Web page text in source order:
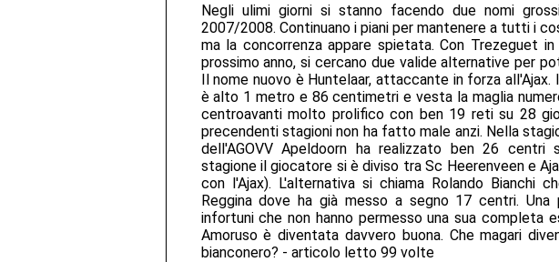
Negli ulimi giorni si stanno facendo due nomi
2007/2008. Continuano i piani per mantenere a tutti i
ma la concorrenza appare spietata. Con Trezeguet
prossimo anno, si cercano due valide alternative per
Il nome nuovo è Huntelaar, attaccante in forza
è alto 1 metro e 86 centimetri e vesta la maglia
centroavanti molto prolifico con ben 19 reti su 28
precendenti stagioni non ha fatto male anzi. Nella
dell'AGOVV Apeldoorn ha realizzato ben 26
stagione il giocatore si è diviso tra Sc Heerenveen e
con l'Ajax). L'alternativa si chiama Rolando Bianchi
Reggina dove ha già messo a segno 17 centri.
infortuni che non hanno permesso una sua completa
Amoruso è diventata davvero buona. Che magari
bianconero? - articolo letto 99 volte